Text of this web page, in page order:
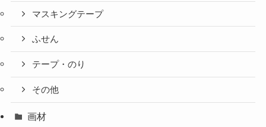
マスキングテープ
ふせん
テープ・のり
その他
画材